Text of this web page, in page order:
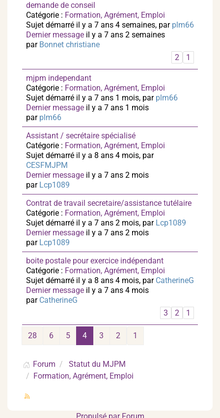
demande de conseil
Catégorie : Formation, Agrément, Emploi
Sujet démarré il y a 7 ans 4 semaines, par plm66
Dernier message il y a 7 ans 2 semaines
par Bonnet christiane
1
2
mjpm independant
Catégorie : Formation, Agrément, Emploi
Sujet démarré il y a 7 ans 1 mois, par plm66
Dernier message il y a 7 ans 1 mois
par plm66
Assistant / secrétaire spécialisé
Catégorie : Formation, Agrément, Emploi
Sujet démarré il y a 8 ans 4 mois, par
CESFMJPM
Dernier message il y a 7 ans 2 mois
par Lcp1089
Contrat de travail secretaire/assistance tutélaire
Catégorie : Formation, Agrément, Emploi
Sujet démarré il y a 7 ans 2 mois, par Lcp1089
Dernier message il y a 7 ans 2 mois
par Lcp1089
boite postale pour exercice indépendant
Catégorie : Formation, Agrément, Emploi
Sujet démarré il y a 8 ans 4 mois, par CatherineG
Dernier message il y a 7 ans 4 mois
par CatherineG
1
2
3
1
2
3
4
5
6
28
Forum
Statut du MJPM
Formation, Agrément, Emploi